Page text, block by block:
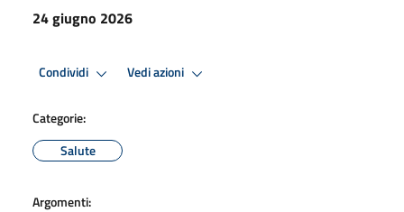
24 giugno 2026
Condividi Vedi azioni
Categorie:
Salute
Argomenti: